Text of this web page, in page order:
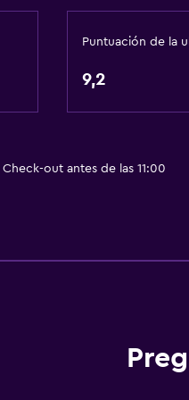
Puntuación de la
9,2
out antes de las 11:00